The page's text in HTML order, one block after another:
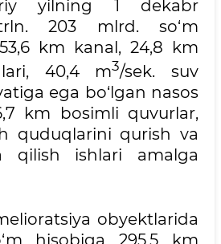
yilning 1 dekabr
203 mlrd. so‘m
km kanal, 24,8 km
40,4 m3/sek. suv
ega bo‘lgan nasos
km bosimli quvurlar,
quduqlarini qurish va
qilish ishlari amalga
obyektlarida
hisobiga 295,5 km